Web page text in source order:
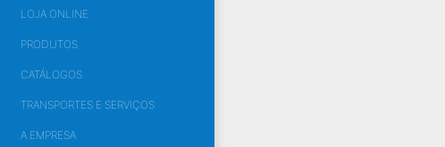
LOJA ONLINE
PRODUTOS
CATÁLOGOS
TRANSPORTES E SERVIÇOS
A EMPRESA